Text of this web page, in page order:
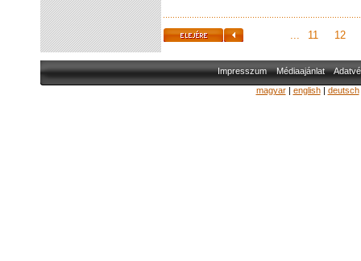
... 11 12
Impresszum Médiaajánlat
magyar| english| deutsch